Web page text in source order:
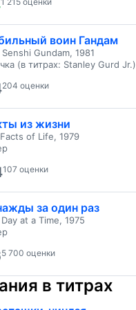
воин Гандам
Senshi Gundam, 1981
(в титрах: Stanley Gurd Jr.)
204 оценки
из жизни
of Life, 1979
107 оценки
за один раз
at a Time, 1975
5 700 оценки
в титрах